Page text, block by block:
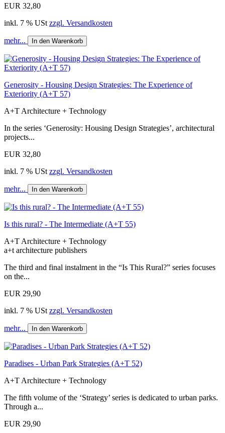
EUR 32,80
inkl. 7 % USt zzgl. Versandkosten
mehr... In den Warenkorb
Generosity - Housing Design Strategies: The Experience of
Exteriority (A+T 57)
A+T Architecture + Technology
In the series ‘Generosity: Housing Design Strategies’, architectural
projects...
EUR 32,80
inkl. 7 % USt zzgl. Versandkosten
mehr... In den Warenkorb
Is this rural? - The Intermediate (A+T 55)
A+T Architecture + Technology
a+t architecture publishers
The third and final instalment in the “Is This Rural?” series focuses
on the...
EUR 29,90
inkl. 7 % USt zzgl. Versandkosten
mehr... In den Warenkorb
Paradises - Urban Park Strategies (A+T 52)
A+T Architecture + Technology
The fifth volume of the ‘Strategy’ series is dedicated to urban parks.
Through a...
EUR 29,90